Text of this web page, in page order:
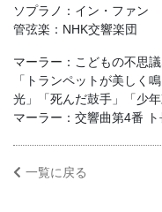
ソプラノ：イン・ファン
管弦楽：NHK交響楽団
マーラー：こどもの不思
「トランペットが美しく
光」「死んだ鼓手」「少年
マーラー：交響曲第4番 ト
一覧に戻る